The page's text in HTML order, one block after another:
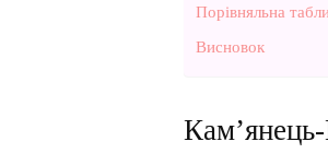
Порівняльна
Висновок